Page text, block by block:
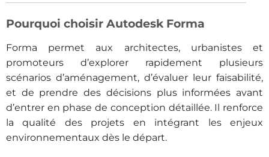
Pourquoi choisir Autodesk Forma
Forma permet aux architectes, urbanistes et
promoteurs d’explorer rapidement plusieurs
scénarios d’aménagement, d’évaluer leur faisabilité,
et de prendre des décisions plus informées avant
d’entrer en phase de conception détaillée. Il renforce
la qualité des projets en intégrant les enjeux
environnementaux dès le départ.